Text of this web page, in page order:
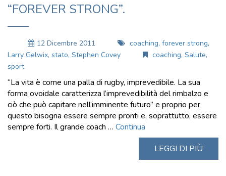
“FOREVER STRONG”.
12 Dicembre 2011 coaching, forever strong,
Larry Gelwix, stato, Stephen Covey coaching, Salute,
sport
“La vita è come una palla di rugby, imprevedibile. La sua
forma ovoidale caratterizza l’imprevedibilità del rimbalzo e
ciò che può capitare nell’imminente futuro” e proprio per
questo bisogna essere sempre pronti e, soprattutto, essere
sempre forti. Il grande coach … Continua
LEGGI DI PIÙ